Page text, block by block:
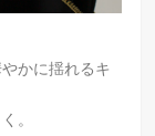
かに揺れるキ
。